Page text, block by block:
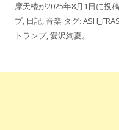
摩天楼が2025年8月1日に投
プ, 日記,音楽 タグ:
トランプ,愛沢絢夏。